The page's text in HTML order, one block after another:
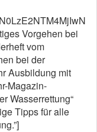
Vorgehen bei
vom
bei der
Ausbildung mit
Magazin-
Wasserrettung“
Tipps für alle